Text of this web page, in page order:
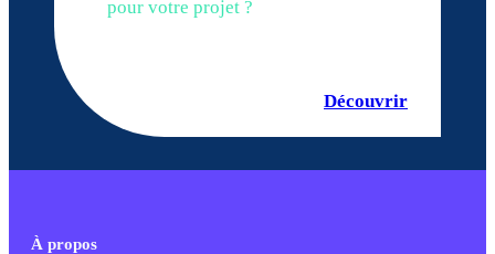
pour votre projet ?
Découvrir
À propos